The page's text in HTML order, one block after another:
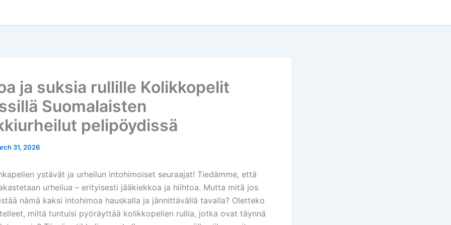
ja suksia rullille Kolikkopelit
Suomalaisten
pelipöydissä
31, 2026
ystävät ja urheilun intohimoiset seuraajat! Tiedämme, että
urheilua – erityisesti jääkiekkoa ja hiihtoa. Mutta mitä jos
nämä kaksi intohimoa hauskalla ja jännittävällä tavalla? Oletteko
miltä tuntuisi pyöräyttää kolikkopelien rullia, jotka ovat täynnä